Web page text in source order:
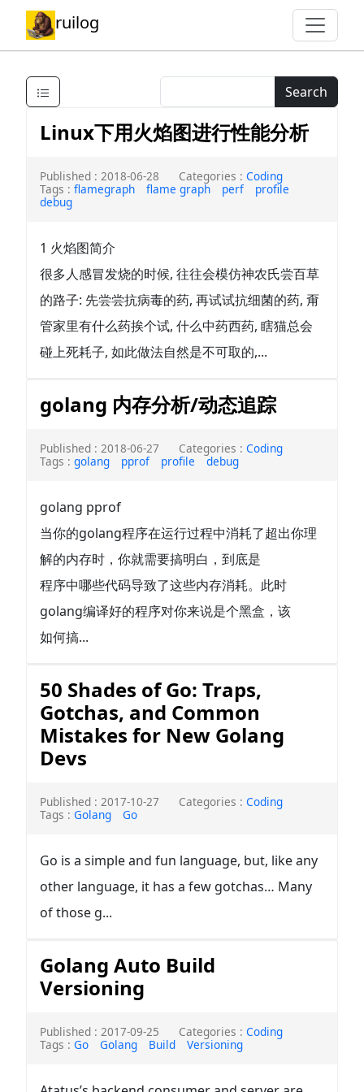
ruilog
Search
Linux下用火焰图进行性能分析
Published : 2018-06-28 Categories : Coding
Tags : flamegraph flame graph perf
profile
debug
1 火焰图简介
很多人感冒发烧的时候, 往往会模仿神农氏尝百草
的路子: 先尝尝抗病毒的药, 再试试抗细菌的药, 甭
管家里有什么药挨个试, 什么中药西药, 瞎猫总会
碰上死耗子, 如此做法自然是不可取的,...
golang 内存分析/动态追踪
Published : 2018-06-27 Categories : Coding
Tags : golang pprof profile debug
golang pprof
当你的golang程序在运行过程中消耗了超出你理
解的内存时，你就需要搞明白，到底是
程序中哪些代码导致了这些内存消耗。此时
golang编译好的程序对你来说是个黑盒，该
如何搞...
50 Shades of Go: Traps,
Gotchas, and Common
Mistakes for New Golang
Devs
Published : 2017-10-27 Categories : Coding
Tags : Golang Go
Go is a simple and fun language, but, like any
other language, it has a few gotchas… Many
of those g...
Golang Auto Build
Versioning
Published : 2017-09-25 Categories : Coding
Tags : Go Golang Build Versioning